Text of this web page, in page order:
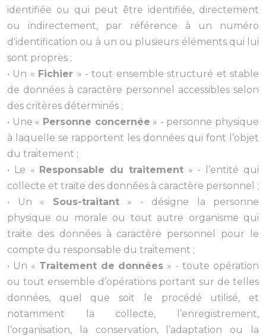
identifiée ou qui peut être identifiée, directement
ou indirectement, par référence à un numéro
d'identification ou à un ou plusieurs éléments qui lui
sont propres ;
• Un « Fichier » - tout ensemble structuré et stable
de données à caractère personnel accessibles selon
des critères déterminés ;
• Une « Personne concernée » - personne physique
à laquelle se rapportent les données qui font l’objet
du traitement ;
• Le « Responsable du traitement» - l’entité qui
collecte et traite des données à caractère personnel ;
• Un « Sous-traitant» - désigne la personne
physique ou morale ou tout autre organisme qui
traite des données à caractère personnel pour le
compte du responsable du traitement ;
• Un « Traitement de données » - toute opération
ou tout ensemble d’opérations portant sur de telles
données, quel que soit le procédé utilisé, et
notamment la collecte, l’enregistrement,
l’organisation, la conservation, l’adaptation ou la